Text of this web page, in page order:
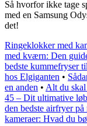
Så hvorfor ikke tage
med en Samsung
det!
Ringeklokker med
med kværn: Den
bedste kummefryser
hos Elgiganten •
en anden • Alt du
45 – Dit ultimative
den bedste airfryer på
kameraer: Hvad du